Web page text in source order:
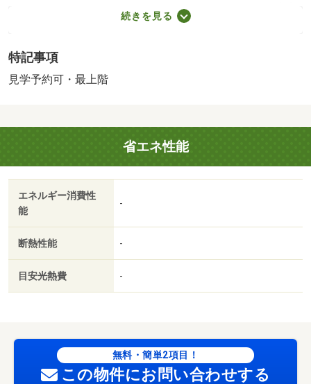
ュリティ面は、オートロック・ＴＶインターホンなど充実
しているので安心して生活できます。浴室乾燥機付きの物
物をためこんでしまう人にもおすすめです。室温を一定に
保つ、断熱性のあるフローリングの物件です。新築マンシ
料（別振込）(入居時のみ) 4000円/賃貸戸数:9戸
続きを見る
特記事項
見学予約可・最上階
省エネ性能
エネルギー消費性
能
-
断熱性能 -
目安光熱費 -
無料・簡単2項目！
この物件にお問い合わせする